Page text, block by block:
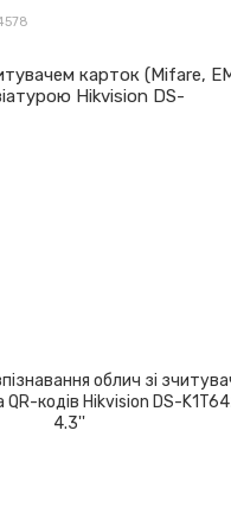
карток (Mifare,
Hikvision DS-